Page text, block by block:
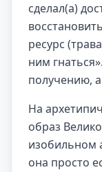
сделал(а)
ресурс
ним
получению,
На
образ
изобильном
она просто